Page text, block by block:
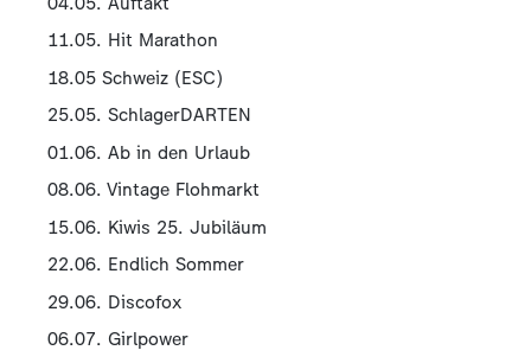
11.05. Hit Marathon
18.05 Schweiz (ESC)
25.05. SchlagerDARTEN
01.06. Ab in den Urlaub
08.06. Vintage Flohmarkt
15.06. Kiwis 25. Jubiläum
22.06. Endlich Sommer
29.06. Discofox
06.07. Girlpower